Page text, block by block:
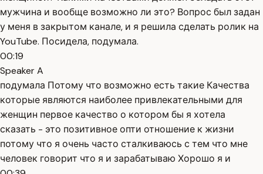
мужчина и вообще возможно ли это? Вопрос был задан
у меня в закрытом канале, и я решила сделать ролик на
YouTube. Посидела, подумала.
00:19
Speaker A
подумала Потому что возможно есть такие Качества
которые являются наиболее привлекательными для
женщин первое качество о котором бы я хотела
сказать - это позитивное опти отношение к жизни
потому что я очень часто сталкиваюсь с тем что мне
человек говорит что я и зарабатываю Хорошо я и